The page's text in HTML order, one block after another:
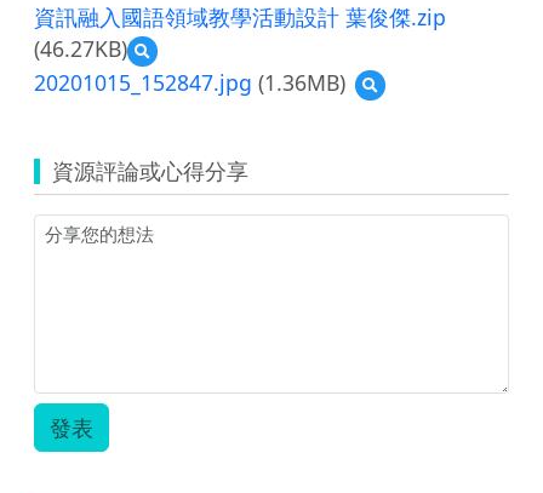
資訊融入國語領域教學活動設計 葉俊傑.zip
(46.27KB)
預
覽
資
入
國
語
領
計
20201015_152847.jpg (1.36MB)
預
覽
資源評論或心得分享
發表